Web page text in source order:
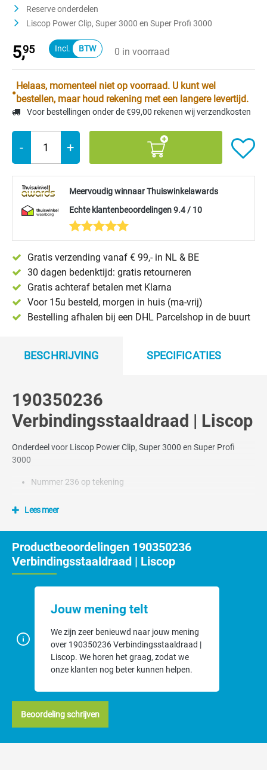
Reserve onderdelen
Liscop Power Clip, Super 3000 en Super Profi 3000
5,95 0 in voorraad
Helaas, momenteel niet op voorraad. U kunt wel
bestellen, maar houd rekening met een langere levertijd.
Voor bestellingen onder de €99,00 rekenen wij verzendkosten
- +
Meervoudig winnaar Thuiswinkelawards
Echte klantenbeoordelingen 9.4 / 10
Gratis verzending vanaf € 99,- in NL & BE
30 dagen bedenktijd: gratis retourneren
Gratis achteraf betalen met Klarna
Voor 15u besteld, morgen in huis (ma-vrij)
Bestelling afhalen bij een DHL Parcelshop in de buurt
BESCHRIJVING SPECIFICATIES
190350236
Verbindingsstaaldraad | Liscop
Onderdeel voor Liscop Power Clip, Super 3000 en Super Profi
3000
Nummer 236 op tekening
Lees meer
Productbeoordelingen 190350236
Verbindingsstaaldraad | Liscop
Jouw mening telt
We zijn zeer benieuwd naar jouw mening
over 190350236 Verbindingsstaaldraad |
Liscop. We horen het graag, zodat we
onze klanten nog beter kunnen helpen.
Beoordeling schrijven